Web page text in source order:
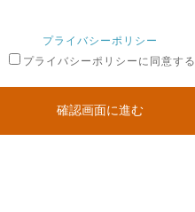
プライバシーポリシー
プライバシーポリシーに同意する
確認画面に進む